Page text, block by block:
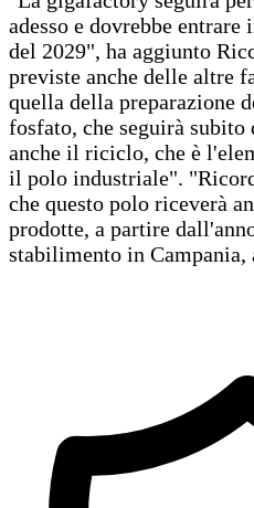
adesso e dovrebbe
del 2029", ha aggiunto
previste anche delle altre
quella della preparazione
fosfato, che seguirà
anche il riciclo, che è
il polo industriale".
che questo polo riceverà
prodotte, a partire
stabilimento in Campania,